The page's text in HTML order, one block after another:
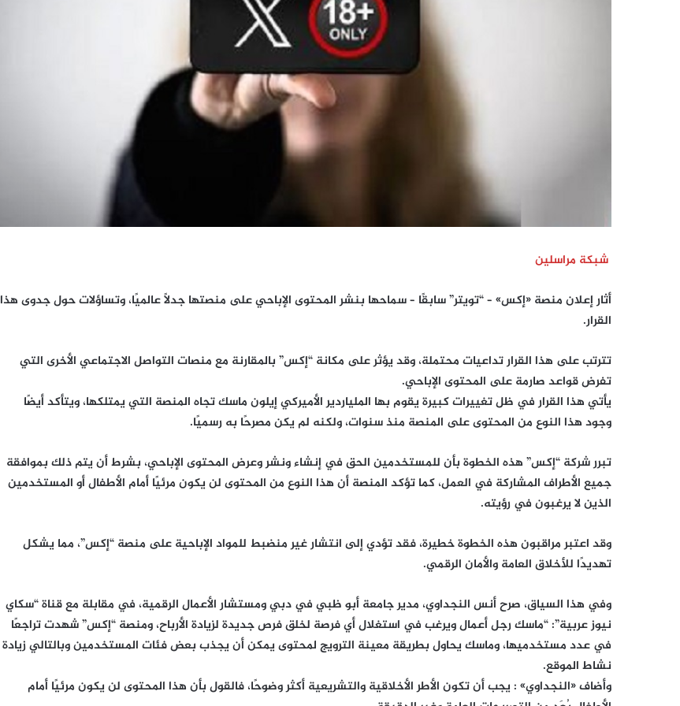
شبكة مراسلين
أثار إعلان منصة «إكس» – “تويتر” سابقًا – سماحها بنشر المحتوى الإباحي على منصتها جدلاً عالميًا، وتساؤلات حول جدوى هذا
القرار.
تترتب على هذا القرار تداعيات محتملة، وقد يؤثر على مكانة “إكس” بالمقارنة مع منصات التواصل الاجتماعي الأخرى التي
تفرض قواعد صارمة على المحتوى الإباحي.
يأتي هذا القرار في ظل تغييرات كبيرة يقوم بها الملياردير الأميركي إيلون ماسك تجاه المنصة التي يمتلكها، ويتأكد أيضًا
وجود هذا النوع من المحتوى على المنصة منذ سنوات، ولكنه لم يكن مصرحًا به رسميًا.
تبرر شركة “إكس” هذه الخطوة بأن للمستخدمين الحق في إنشاء ونشر وعرض المحتوى الإباحي، بشرط أن يتم ذلك بموافقة
جميع الأطراف المشاركة في العمل، كما تؤكد المنصة أن هذا النوع من المحتوى لن يكون مرئيًا أمام الأطفال أو المستخدمين
الذين لا يرغبون في رؤيته.
وقد اعتبر مراقبون هذه الخطوة خطيرة، فقد تؤدي إلى انتشار غير منضبط للمواد الإباحية على منصة “إكس”، مما يشكل
تهديدًا للأخلاق العامة والأمان الرقمي.
وفي هذا السياق، صرح أنس النجداوي، مدير جامعة أبو ظبي في دبي ومستشار الأعمال الرقمية، في مقابلة مع قناة “سكاي
نيوز عربية”: “ماسك رجل أعمال ويرغب في استغلال أي فرصة لخلق فرص جديدة لزيادة الأرباح، ومنصة “إكس” شهدت تراجعًا
في عدد مستخدميها، وماسك يحاول بطريقة معينة الترويج لمحتوى يمكن أن يجذب بعض فئات المستخدمين وبالتالي زيادة
نشاط الموقع.
وأضاف «النجداوي» : يجب أن تكون الأطر الأخلاقية والتشريعية أكثر وضوحًا، فالقول بأن هذا المحتوى لن يكون مرئيًا أمام